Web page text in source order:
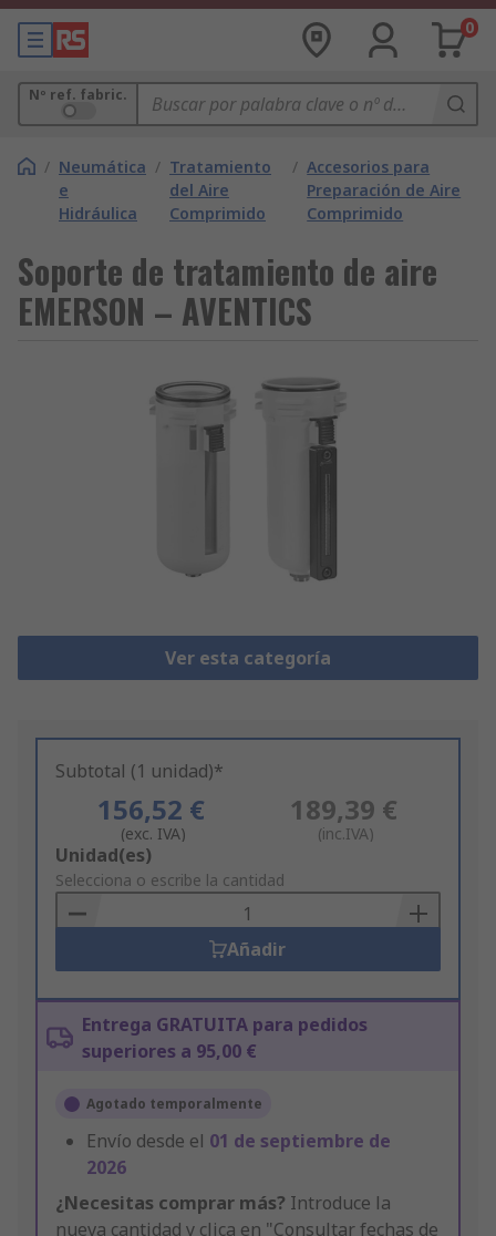
0
Nº ref. fabric.
/ Neumática
e
Hidráulica
/ Tratamiento
del Aire
Comprimido
/ Accesorios para
Preparación de Aire
Comprimido
Soporte de tratamiento de aire
EMERSON – AVENTICS
Ver esta categoría
Subtotal (1 unidad)*
156,52 €
(exc. IVA)
189,39 €
(inc.IVA)
Add
to
Basket
Unidad(es)
Selecciona o escribe la cantidad
Añadir
Entrega GRATUITA para pedidos
superiores a 95,00 €
Agotado temporalmente
Envío desde el 01 de septiembre de
2026
¿Necesitas comprar más? Introduce la
nueva cantidad y clica en "Consultar fechas de